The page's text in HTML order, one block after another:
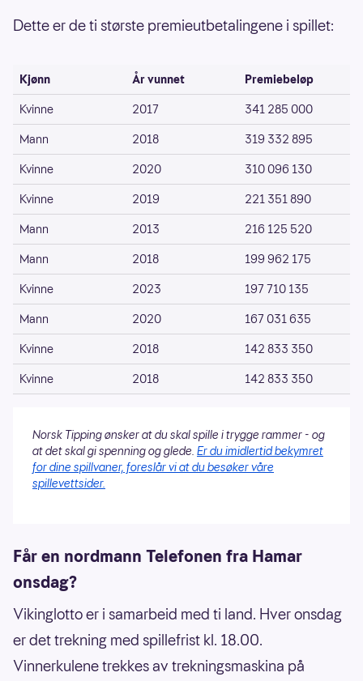
Dette er de ti største premieutbetalingene i spillet:
Kjønn År vunnet
Premiebeløp
Kvinne
2017
341 285 000
Mann
2018
319 332 895
Kvinne
2020
310 096 130
Kvinne
2019
221 351 890
Mann
2013
216 125 520
Mann
2018
199 962 175
Kvinne
2023
197 710 135
Mann
2020
167 031 635
Kvinne
2018
142 833 350
Kvinne
2018 142 833 350
Norsk Tipping ønsker at du skal spille i trygge rammer - og
at det skal gi spenning og glede. Er du imidlertid bekymret
for dine spillvaner, foreslår vi at du besøker våre
spillevettsider.
Får en nordmann Telefonen fra Hamar
onsdag?
Vikinglotto er i samarbeid med ti land. Hver onsdag
er det trekning med spillefrist kl. 18.00.
Vinnerkulene trekkes av trekningsmaskina på